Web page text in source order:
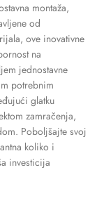
montaža,
od
ove inovativne
na
jednostavne
potrebnim
glatku
zamračenja,
Poboljšajte svoj
koliko i
investicija